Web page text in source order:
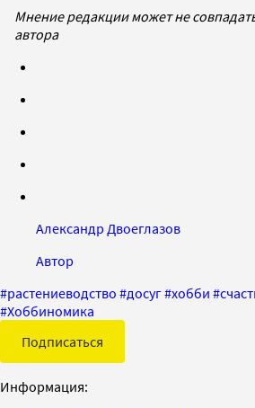
Мнение редакции может не
автора
Александр Двоеглазов
Автор
#растениеводство #досуг#хобби #
#Хоббиномика
Подписаться
Информация: